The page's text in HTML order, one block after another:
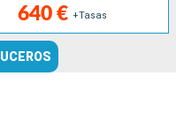
640 € +Tasas